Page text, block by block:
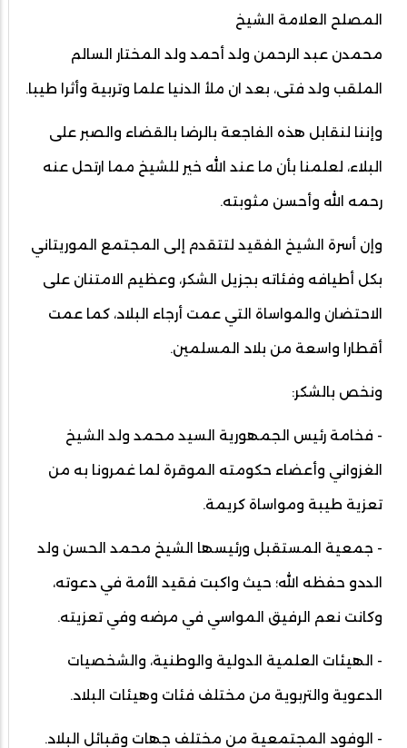
المصلح العلامة الشيخ
محمدن عبد الرحمن ولد أحمد ولد المختار السالم
الملقب ولد فتى، بعد ان ملأ الدنيا علما وتربية وأثرا طيبا.
وإننا لنقابل ھذه الفاجعة بالرضا بالقضاء والصبر على
البلاء، لعلمنا بأن ما عند الله خير للشيخ مما ارتحل عنه
رحمه الله وأحسن مثوبته.
وإن أسرة الشيخ الفقيد لتتقدم إلى المجتمع الموريتاني
بكل أطيافه وفئاته بجزيل الشكر، وعظيم الامتنان على
الاحتضان والمواساة التي عمت أرجاء البلاد، كما عمت
أقطارا واسعة من بلاد المسلمين.
ونخص بالشكر:
- فخامة رئيس الجمھورية السيد محمد ولد الشيخ
الغزواني وأعضاء حكومته الموقرة لما غمرونا به من
تعزية طيبة ومواساة كريمة.
- جمعية المستقبل ورئيسھا الشيخ محمد الحسن ولد
الددو حفظه الله؛ حيث واكبت فقيد الأمة في دعوته،
وكانت نعم الرفيق المواسي في مرضه وفي تعزيته.⁠
- الھيئات العلمية الدولية والوطنية، والشخصيات
الدعوية والتربوية من مختلف فئات وھيئات البلاد.
- الوفود المجتمعية من مختلف جھات وقبائل البلاد.